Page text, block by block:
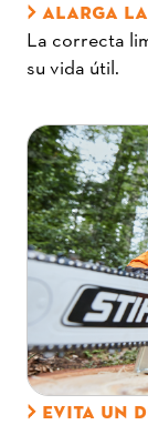
ALARGA
La correcta
su vida útil.
EVITA UN